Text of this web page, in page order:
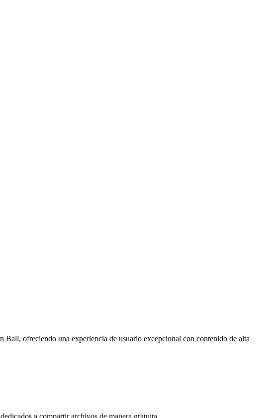
Ball, ofreciendo una experiencia de usuario excepcional con contenido de alta
a compartir archivos de manera gratuita.